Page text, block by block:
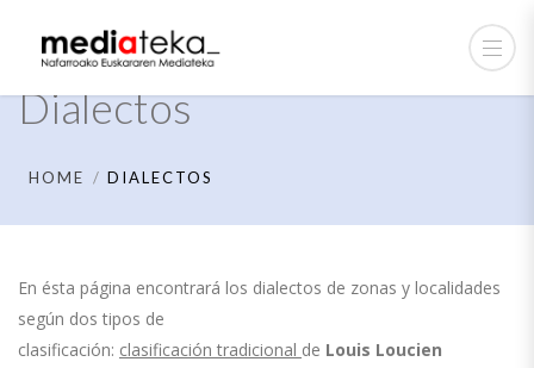
Dialectos
HOME DIALECTOS
En ésta página encontrará los dialectos de zonas y localidades
según dos tipos de
clasificación: clasificación tradicional de Louis Loucien